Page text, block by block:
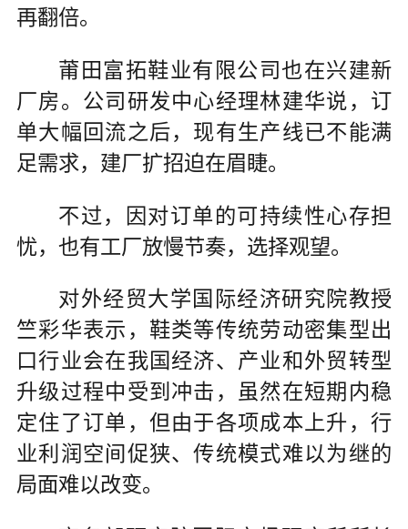
再翻倍。
莆田富拓鞋业有限公司也在兴建新
厂房。公司研发中心经理林建华说，订
单大幅回流之后，现有生产线已不能满
足需求，建厂扩招迫在眉睫。
不过，因对订单的可持续性心存担
忧，也有工厂放慢节奏，选择观望。
对外经贸大学国际经济研究院教授
竺彩华表示，鞋类等传统劳动密集型出
口行业会在我国经济、产业和外贸转型
升级过程中受到冲击，虽然在短期内稳
定住了订单，但由于各项成本上升，行
业利润空间促狭、传统模式难以为继的
局面难以改变。